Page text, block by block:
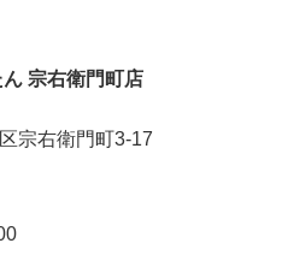
宗右衛門町店
宗右衛門町3-17